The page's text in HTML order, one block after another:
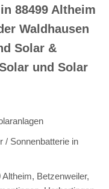
88499 Altheim
Waldhausen
Solar &
und Solar
/ Sonnenbatterie in
Betzenweiler,